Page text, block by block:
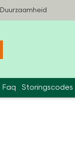
Duurzaamheid
Faq Storingscodes